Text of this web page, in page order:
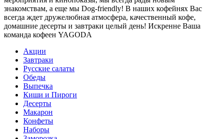
знакомствам, а еще мы Dog-friendly! В наших кофейнях Вас
всегда ждет дружелюбная атмосфера, качественный кофе,
домашние десерты и завтраки целый день! Искренне Ваша
команда кофеен YAGODA
Акции
Завтраки
Русские салаты
Обеды
Выпечка
Киши и Пироги
Десерты
Макарон
Конфеты
Наборы